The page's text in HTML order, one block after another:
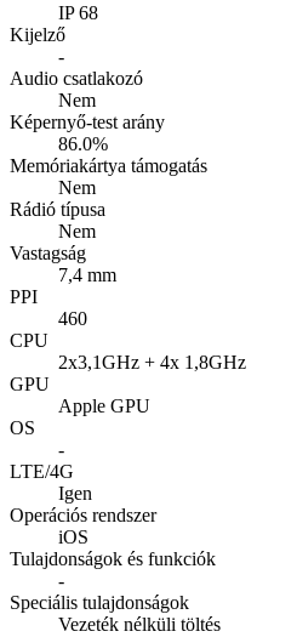
IP 68
Kijelző
-
Audio csatlakozó
Nem
Képernyő-test arány
86.0%
Memóriakártya támogatás
Nem
Rádió típusa
Nem
Vastagság
7,4 mm
PPI
460
CPU
2x3,1GHz + 4x 1,8GHz
GPU
Apple GPU
OS
-
LTE/4G
Igen
Operációs rendszer
iOS
Tulajdonságok és funkciók
-
Speciális tulajdonságok
Vezeték nélküli töltés